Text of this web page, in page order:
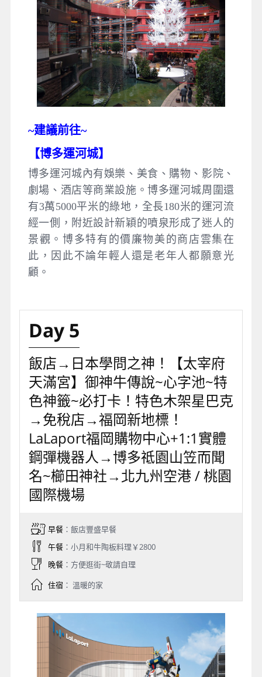
~建議前往~
【博多運河城】
博多運河城內有娛樂、美食、購物、影院、
劇場、酒店等商業設施。博多運河城周圍還
有3萬5000平米的綠地，全長180米的運河流
經一側，附近設計新穎的噴泉形成了迷人的
景觀。博多特有的價廉物美的商店雲集在
此，因此不論年輕人還是老年人都願意光
顧。
Day 5
飯店→日本學問之神！【太宰府
天滿宮】御神牛傳說~心字池~特
色神籤~必打卡！特色木架星巴克
→免稅店→福岡新地標！
LaLaport福岡購物中心+1:1實體
鋼彈機器人→博多祗園山笠而聞
名~櫛田神社→北九州空港 / 桃園
國際機場
早餐：飯店豐盛早餐
午餐：小月和牛陶板料理￥2800
晚餐：方便逛街~敬請自理
住宿： 溫暖的家